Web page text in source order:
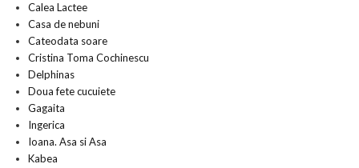
Calea Lactee
Casa de nebuni
Cateodata soare
Cristina Toma Cochinescu
Delphinas
Doua fete cucuiete
Gagaita
Ingerica
Ioana. Asa si Asa
Kabea